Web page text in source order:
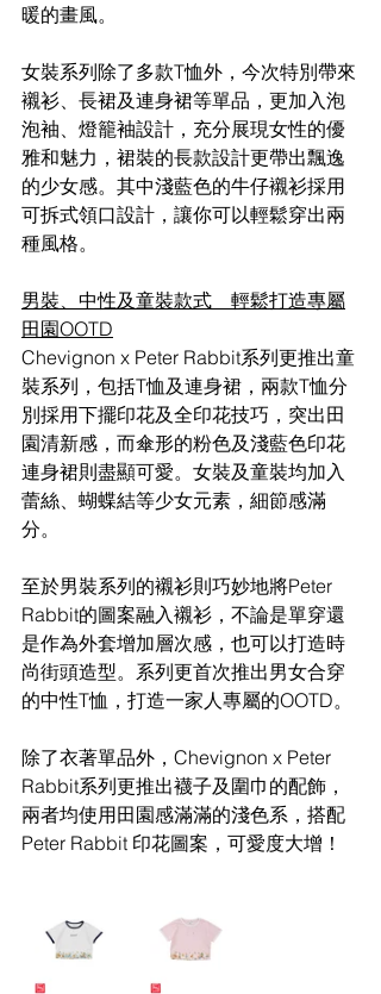
暖的畫風。
女裝系列除了多款T恤外，今次特別帶來
襯衫、長裙及連身裙等單品，更加入泡
泡袖、燈籠袖設計，充分展現女性的優
雅和魅力，裙裝的長款設計更帶出飄逸
的少女感。其中淺藍色的牛仔襯衫採用
可拆式領口設計，讓你可以輕鬆穿出兩
種風格。
男裝、中性及童裝款式　輕鬆打造專屬
田園OOTD
Chevignon x Peter Rabbit系列更推出童
裝系列，包括T恤及連身裙，兩款T恤分
別採用下擺印花及全印花技巧，突出田
園清新感，而傘形的粉色及淺藍色印花
連身裙則盡顯可愛。女裝及童裝均加入
蕾絲、蝴蝶結等少女元素，細節感滿
分。
至於男裝系列的襯衫則巧妙地將Peter
Rabbit的圖案融入襯衫，不論是單穿還
是作為外套增加層次感，也可以打造時
尚街頭造型。系列更首次推出男女合穿
的中性T恤，打造一家人專屬的OOTD。
除了衣著單品外， Chevignon x Peter
Rabbit系列更推出襪子及圍巾的配飾，
兩者均使用田園感滿滿的淺色系，搭配
Peter Rabbit 印花圖案，可愛度大增！